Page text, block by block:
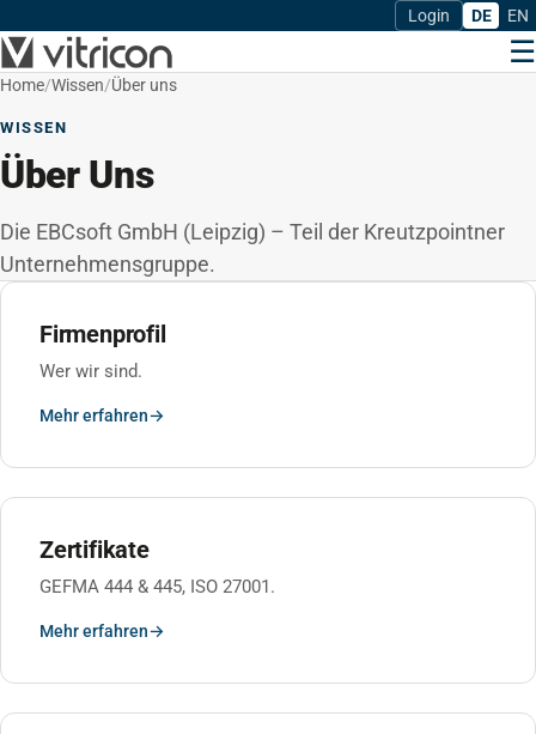
Login DE EN
☰
Home/Wissen/Über uns
WISSEN
Über Uns
Die EBCsoft GmbH (Leipzig) – Teil der Kreutzpointner
Unternehmensgruppe.
Firmenprofil
Wer wir sind.
Mehr erfahren
Zertifikate
GEFMA 444 & 445, ISO 27001.
Mehr erfahren